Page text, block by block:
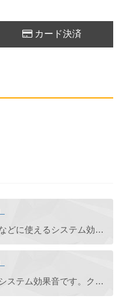
カード決済
ゲームのメニュー画面で決定音などに使えるシステム効果音です。サイバーチックな高い音でビッと鳴ります。
ゲームのボタン音として使えるシステム効果音です。クリアな音で「ピッ」と鳴ります。